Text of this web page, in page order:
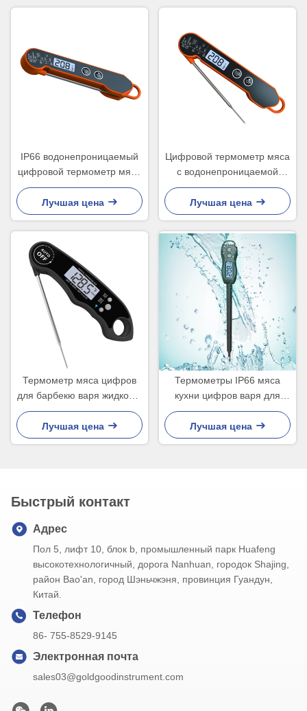
жареный конфеты
IP66 водонепроницаемый
цифровой термометр мяса
для кухонной
микроволновой печи
Лучшая цена
Цифровой термометр мяса
с водонепроницаемой
функцией IP66
Лучшая цена
Термометр мяса цифров
для барбекю варя жидкость
гриля
Лучшая цена
Термометры IP66 мяса
кухни цифров варя для
стейка/молока/жидкости
Foody
Лучшая цена
Быстрый контакт
Адрес
Пол 5, лифт 10, блок b, промышленный парк Huafeng
высокотехнологичный, дорога Nanhuan, городок Shajing,
район Bao'an, город Шэньчжэня, провинция Гуандун,
Китай.
Телефон
86- 755-8529-9145
Электронная почта
sales03@goldgoodinstrument.com